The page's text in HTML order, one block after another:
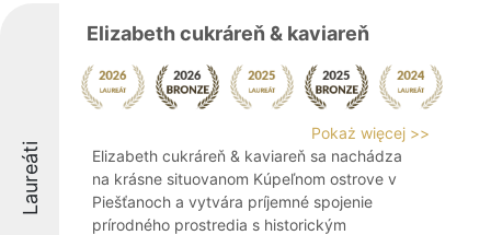
Laureáti
Elizabeth cukráreň & kaviareň
Pokaż więcej >>
Elizabeth cukráreň & kaviareň sa nachádza
na krásne situovanom Kúpeľnom ostrove v
Piešťanoch a vytvára príjemné spojenie
prírodného prostredia s historickým